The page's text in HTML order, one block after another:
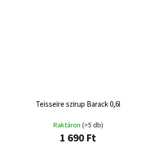
Teisseire szirup Barack 0,6l
Raktáron (>5 db)
1 690 Ft